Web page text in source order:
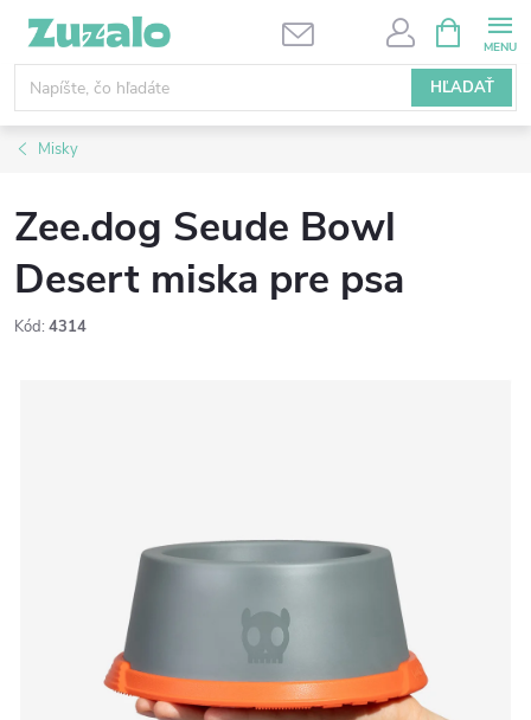
Prejsť
obsah
HĽADAŤ
KOŠÍK
Misky
Zee.dog Seude Bowl
Desert miska pre psa
Kód: 4314